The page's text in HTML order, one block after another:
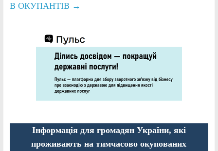
В ОКУПАНТІВ →
Інформація для громадян України, які
проживають на тимчасово окупованих